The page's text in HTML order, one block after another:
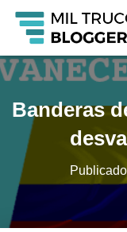
Banderas